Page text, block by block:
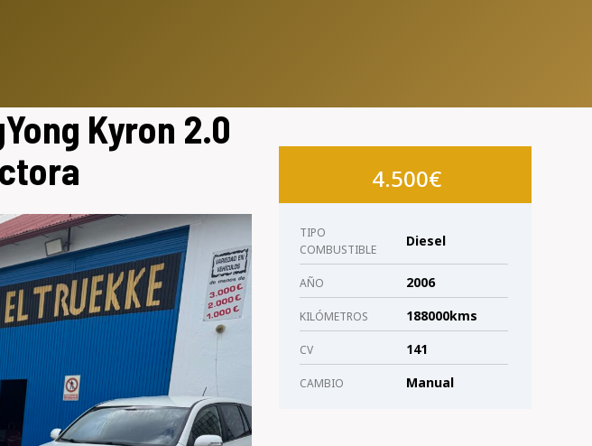
4.500€
TIPO
COMBUSTIBLE
Diesel
AÑO 2006
KILÓMETROS 188000kms
CV 141
CAMBIO Manual
Kyron 2.0